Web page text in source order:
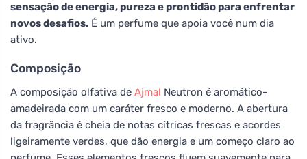
sensação de energia, pureza e prontidão para enfrentar
novos desafios. É um perfume que apoia você num dia
ativo.
Composição
A composição olfativa de Ajmal Neutron é aromático-
amadeirada com um caráter fresco e moderno. A abertura
da fragrância é cheia de notas cítricas frescas e acordes
ligeiramente verdes, que dão energia e um começo claro ao